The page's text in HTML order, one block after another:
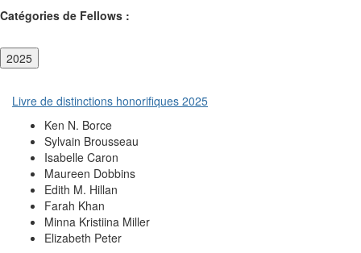
Catégories de Fellows :
2025
Livre de distinctions honorifiques 2025
Ken N. Borce
Sylvain Brousseau
Isabelle Caron
Maureen Dobbins
Edith M. Hillan
Farah Khan
Minna Kristiina Miller
Elizabeth Peter